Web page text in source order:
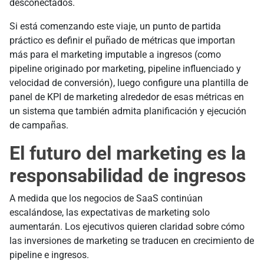
desconectados.
Si está comenzando este viaje, un punto de partida
práctico es definir el puñado de métricas que importan
más para el marketing imputable a ingresos (como
pipeline originado por marketing, pipeline influenciado y
velocidad de conversión), luego configure una plantilla de
panel de KPI de marketing alrededor de esas métricas en
un sistema que también admita planificación y ejecución
de campañas.
El futuro del marketing es la
responsabilidad de ingresos
A medida que los negocios de SaaS continúan
escalándose, las expectativas de marketing solo
aumentarán. Los ejecutivos quieren claridad sobre cómo
las inversiones de marketing se traducen en crecimiento de
pipeline e ingresos.